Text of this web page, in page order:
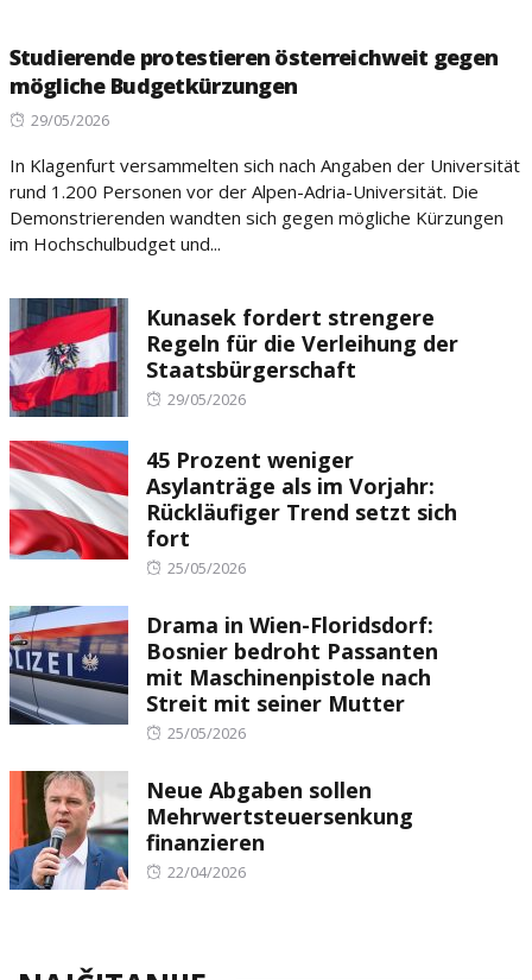
Studierende protestieren österreichweit gegen
mögliche Budgetkürzungen
Posted
29/05/2026
In Klagenfurt versammelten sich nach Angaben der Universität
rund 1.200 Personen vor der Alpen-Adria-Universität. Die
Demonstrierenden wandten sich gegen mögliche Kürzungen
im Hochschulbudget und...
Kunasek fordert strengere
Regeln für die Verleihung der
Staatsbürgerschaft
Posted
29/05/2026
45 Prozent weniger
Asylanträge als im Vorjahr:
Rückläufiger Trend setzt sich
fort
Posted
25/05/2026
Drama in Wien-Floridsdorf:
Bosnier bedroht Passanten
mit Maschinenpistole nach
Streit mit seiner Mutter
Posted
25/05/2026
Neue Abgaben sollen
Mehrwertsteuersenkung
finanzieren
Posted
22/04/2026